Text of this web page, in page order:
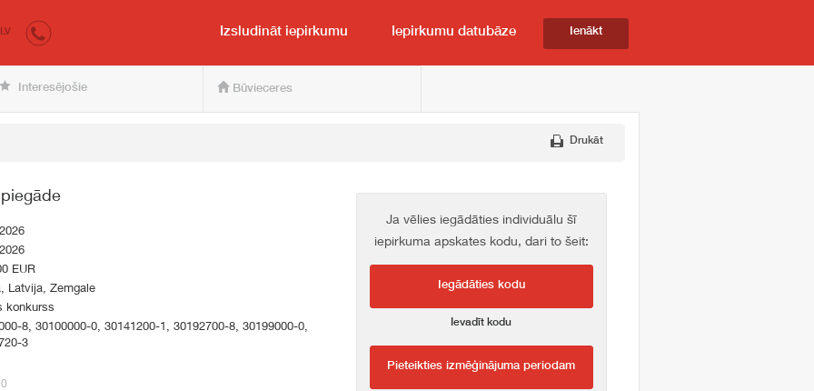
pircējam un pārdevējam
LV Izsludināt iepirkumu Iepirkumu datubāze Ienākt
Interesējošie Būvieceres
Drukāt
EUR
Latvija, Zemgale
konkurss
8, 30100000-0, 30141200-1, 30192700-8, 30199000-0,
3
Ja vēlies iegādāties individuālu šī
iepirkuma apskates kodu, dari to šeit:
Iegādāties kodu
Ievadīt kodu
Pieteikties izmēģinājuma periodam